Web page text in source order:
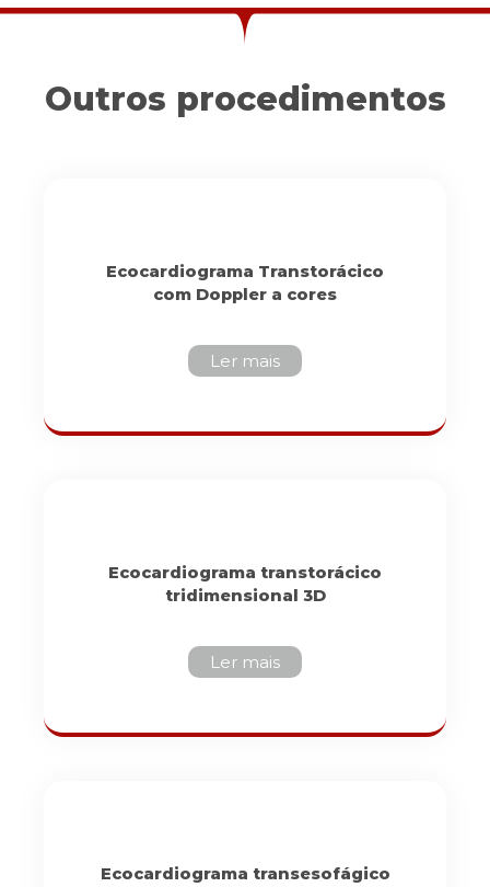
Outros procedimentos
Ecocardiograma Transtorácico
com Doppler a cores
Ler mais
Ecocardiograma transtorácico
tridimensional 3D
Ler mais
Ecocardiograma transesofágico